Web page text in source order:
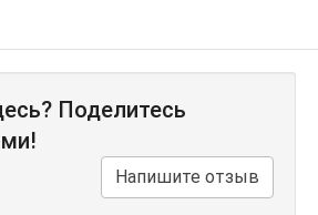
Поделитесь
Напишите отзыв